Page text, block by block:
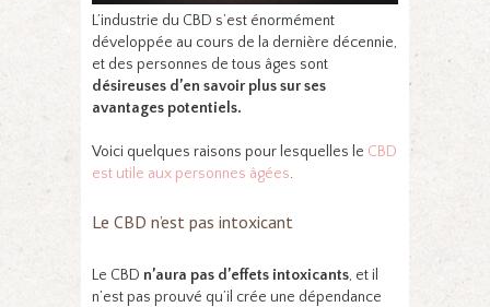
L’industrie du CBD s’est énormément
développée au cours de la dernière décennie,
et des personnes de tous âges sont
désireuses d’en savoir plus sur ses
avantages potentiels.
Voici quelques raisons pour lesquelles le CBD
est utile aux personnes âgées.
Le CBD n’est pas intoxicant
Le CBD n’aura pas d’effets intoxicants, et il
n’est pas prouvé qu’il crée une dépendance